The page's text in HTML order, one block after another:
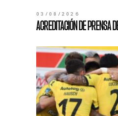
03/08/2026
ACREDITACIÓN DE PRENSA